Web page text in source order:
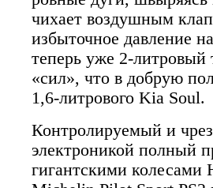
чихает воздушным
избыточное давление
теперь уже 2-литровый
«сил», что в добрую
1,6-литрового Kia Soul.
Контролируемый и
электроникой полный
гигантскими колесами